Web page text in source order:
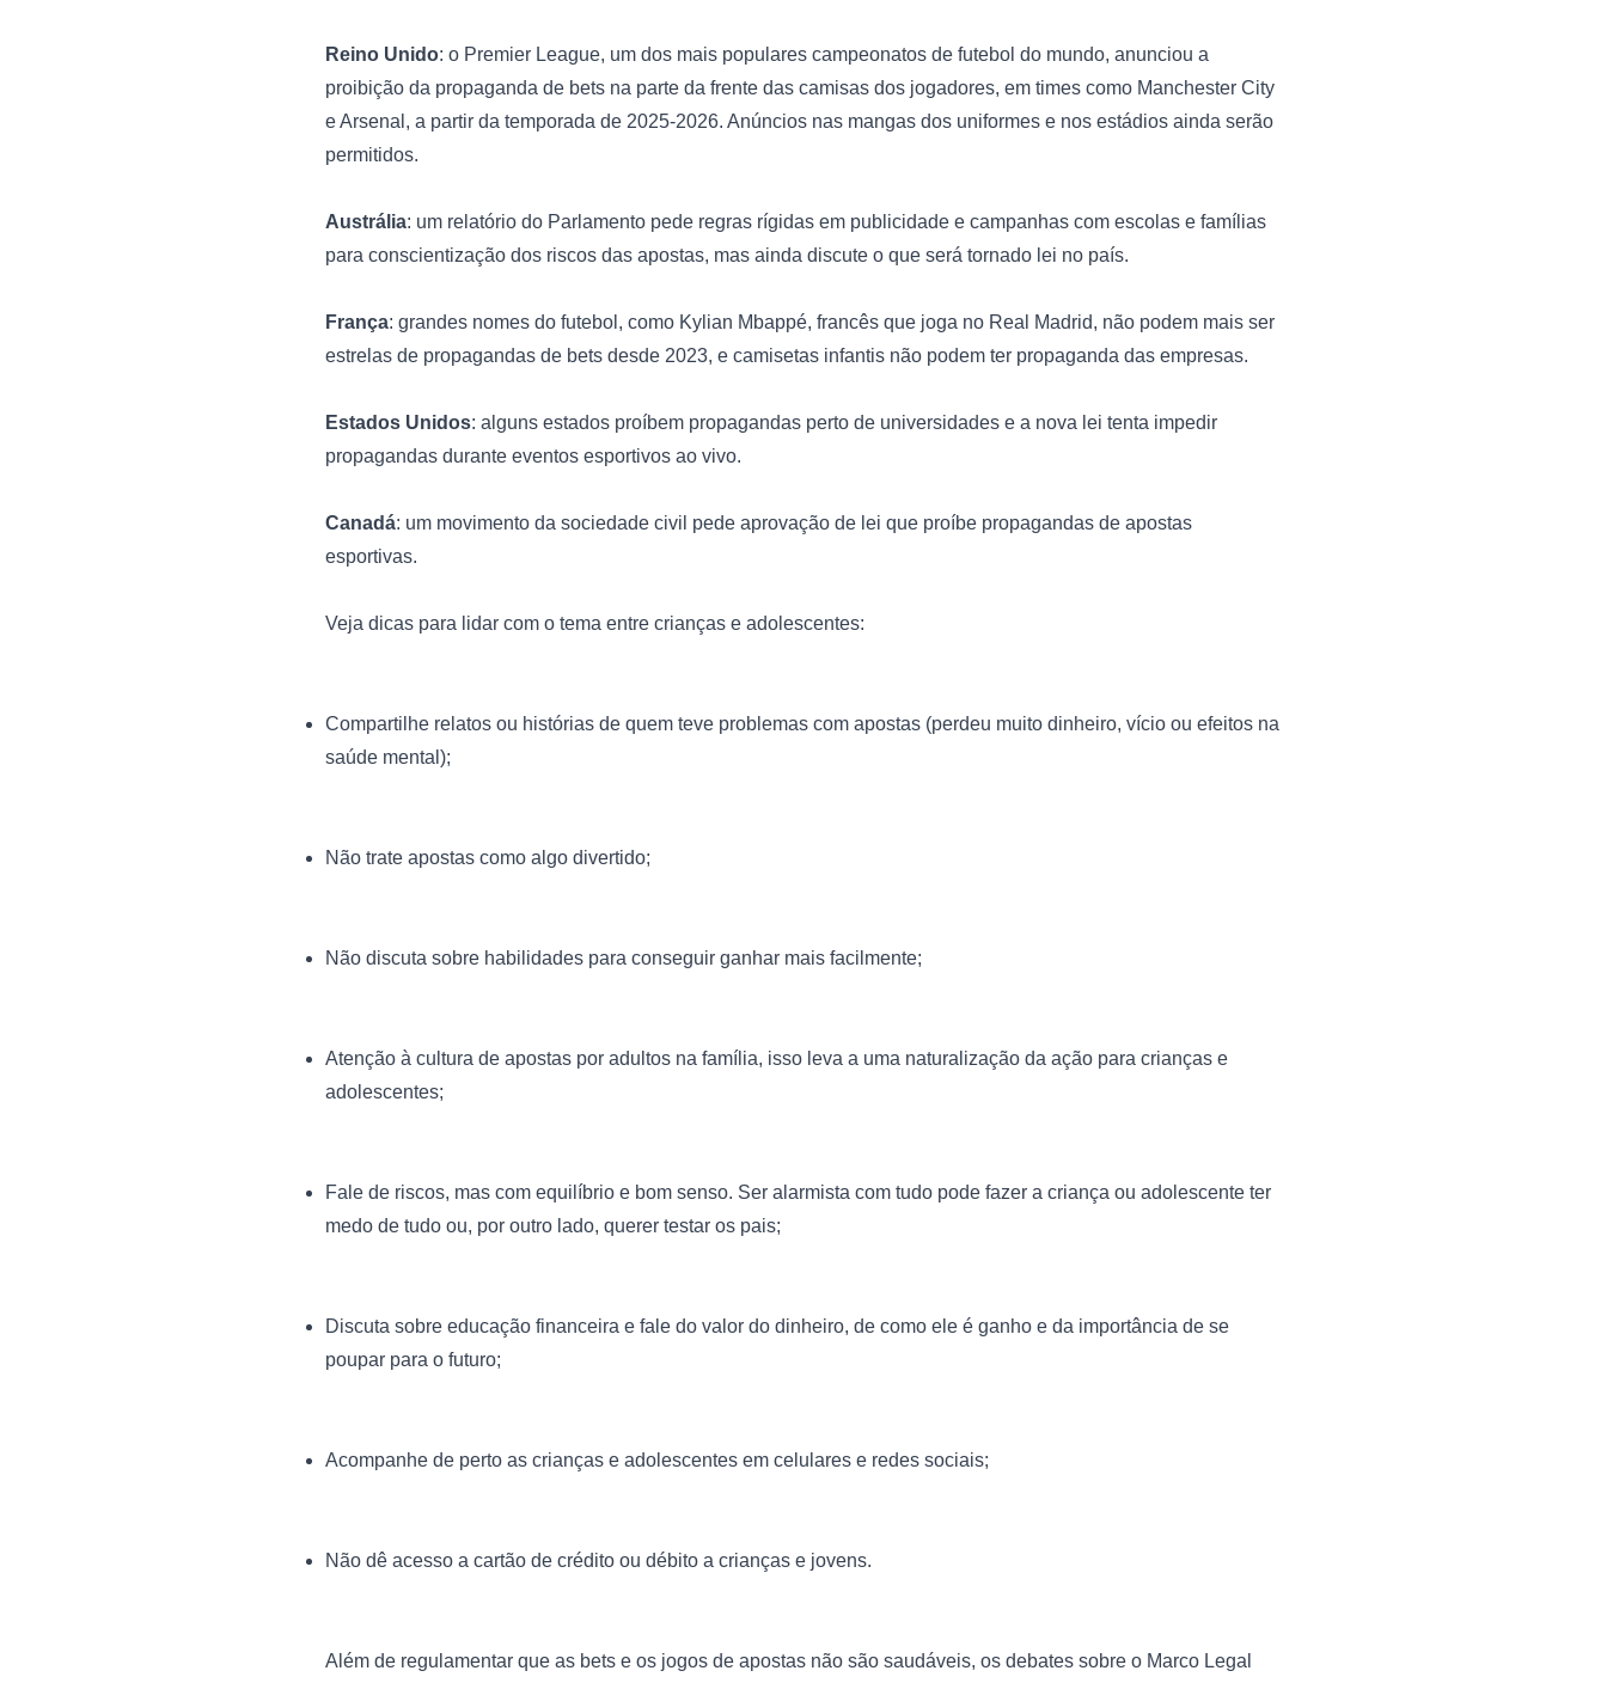
Reino Unido: o Premier League, um dos mais populares campeonatos de futebol do mundo, anunciou a
proibição da propaganda de bets na parte da frente das camisas dos jogadores, em times como Manchester City
e Arsenal, a partir da temporada de 2025-2026. Anúncios nas mangas dos uniformes e nos estádios ainda serão
permitidos.
Austrália: um relatório do Parlamento pede regras rígidas em publicidade e campanhas com escolas e famílias
para conscientização dos riscos das apostas, mas ainda discute o que será tornado lei no país.
França: grandes nomes do futebol, como Kylian Mbappé, francês que joga no Real Madrid, não podem mais ser
estrelas de propagandas de bets desde 2023, e camisetas infantis não podem ter propaganda das empresas.
Estados Unidos: alguns estados proíbem propagandas perto de universidades e a nova lei tenta impedir
propagandas durante eventos esportivos ao vivo.
Canadá: um movimento da sociedade civil pede aprovação de lei que proíbe propagandas de apostas
esportivas.
Compartilhe relatos ou histórias de quem teve problemas com apostas (perdeu muito dinheiro, vício ou efeitos na
saúde mental);
Não trate apostas como algo divertido;
Não discuta sobre habilidades para conseguir ganhar mais facilmente;
Atenção à cultura de apostas por adultos na família, isso leva a uma naturalização da ação para crianças e
adolescentes;
Fale de riscos, mas com equilíbrio e bom senso. Ser alarmista com tudo pode fazer a criança ou adolescente ter
medo de tudo ou, por outro lado, querer testar os pais;
Discuta sobre educação financeira e fale do valor do dinheiro, de como ele é ganho e da importância de se
poupar para o futuro;
Acompanhe de perto as crianças e adolescentes em celulares e redes sociais;
Não dê acesso a cartão de crédito ou débito a crianças e jovens.
Além de regulamentar que as bets e os jogos de apostas não são saudáveis, os debates sobre o Marco Legal